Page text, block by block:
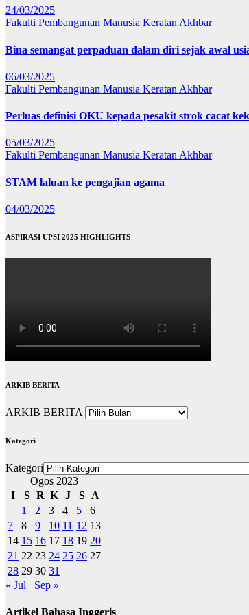
24/03/2025
Fakulti Pembangunan Manusia Keratan Akhbar
Bina semangat perpaduan dalam diri sejak awal
06/03/2025
Fakulti Pembangunan Manusia Keratan Akhbar
Perluas definisi OKU kepada pesakit strok cacat
05/03/2025
Fakulti Pembangunan Manusia Keratan Akhbar
STAM laluan ke pengajian agama
04/03/2025
ASPIRASI UPSI 2025 HIGHLIGHTS
ARKIB BERITA
ARKIB BERITA
Kategori
Kategori
Ogos 2023
I
S R K J S
A
1
2 3 4 5
6
7
8 9 10 11 12 13
14 15 16 17 18 19 20
21 22 23 24 25 26 27
28 29 30 31
« Jul
Sep »
Artikel Bahasa Inggeris